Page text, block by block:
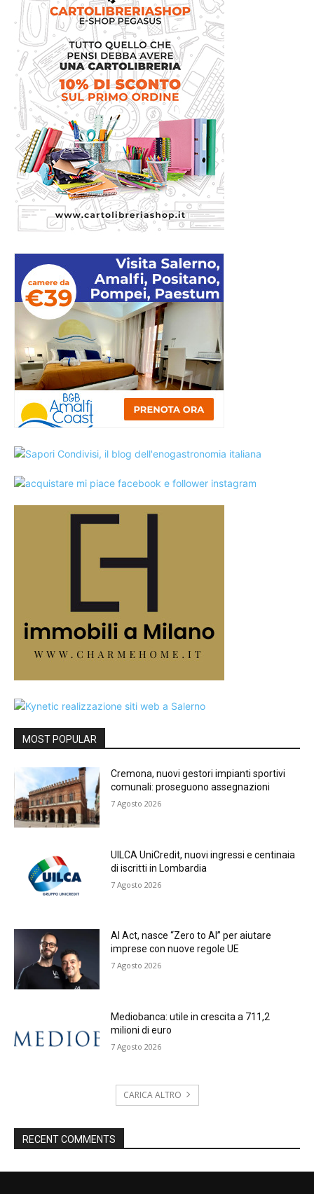
MOST POPULAR
Cremona, nuovi gestori impianti sportivi
comunali: proseguono assegnazioni
7 Agosto 2026
UILCA UniCredit, nuovi ingressi e centinaia
di iscritti in Lombardia
7 Agosto 2026
AI Act, nasce “Zero to AI” per aiutare
imprese con nuove regole UE
7 Agosto 2026
Mediobanca: utile in crescita a 711,2
milioni di euro
7 Agosto 2026
CARICA ALTRO
RECENT COMMENTS